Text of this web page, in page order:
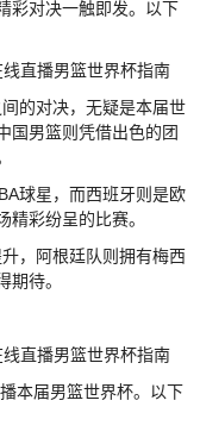
彩对决一触即发。以下
的对决，无疑是本届世
国男篮则凭借出色的团
球星，而西班牙则是欧
彩纷呈的比赛。
，阿根廷队则拥有梅西
待。
本届男篮世界杯。以下